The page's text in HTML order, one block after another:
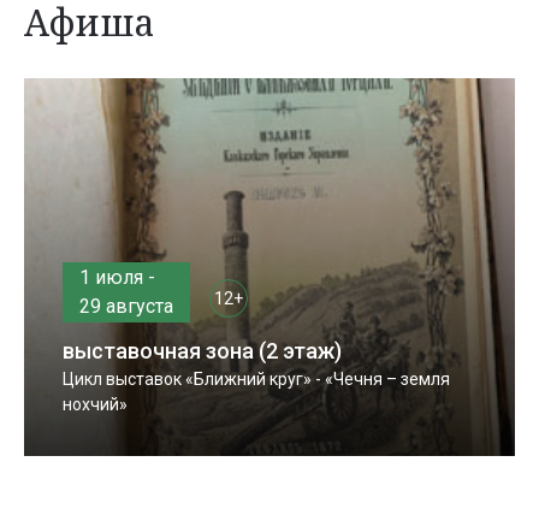
Афиша
1 июля -
29 августа
12+
выставочная зона (2 этаж)
Цикл выставок «Ближний круг» - «Чечня – земля
нохчий»